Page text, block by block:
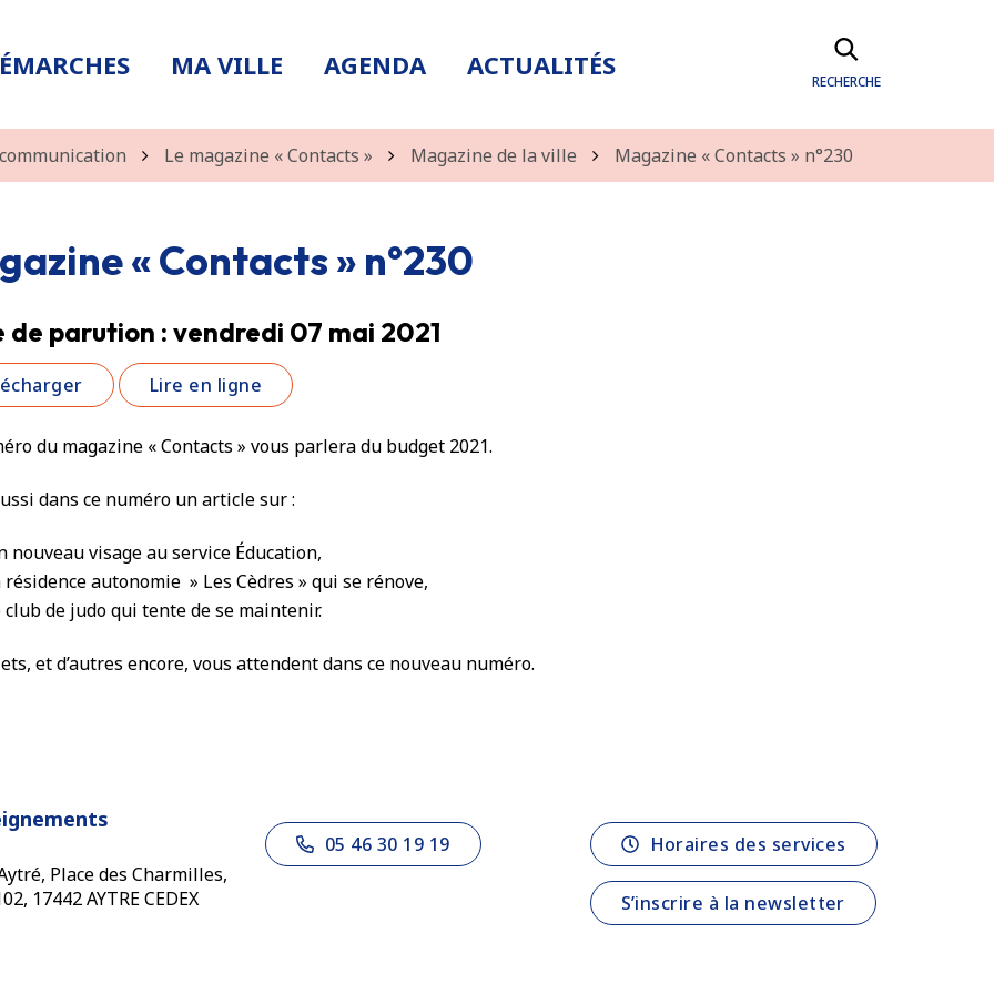
MA VILLE AGENDA ACTUALITÉS
RECHERCHE
Le magazine « Contacts » Magazine de la ville Magazine « Contacts » n°230
« Contacts » n°230
de parution : vendredi 07 mai 2021
Lire en ligne
du magazine « Contacts » vous parlera du budget 2021.
dans ce numéro un article sur :
nouveau visage au service Éducation,
résidence autonomie » Les Cèdres » qui se rénove,
club de judo qui tente de se maintenir.
et d’autres encore, vous attendent dans ce nouveau numéro.
Place des Charmilles,
17442 AYTRE CEDEX
05 46 30 19 19 Horaires des services
S’inscrire à la newsletter